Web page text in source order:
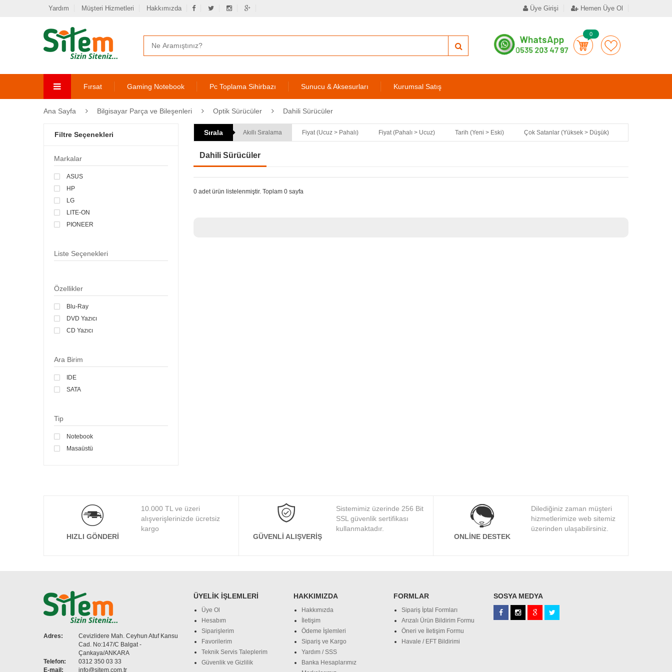
Yardım Müşteri Hizmetleri Hakkımızda Üye Girişi Hemen Üye Ol
0
Fırsat Gaming Notebook Pc Toplama Sihirbazı Sunucu & Aksesurları Kurumsal Satış
Ana Sayfa Bilgisayar Parça ve Bileşenleri Optik Sürücüler Dahili Sürücüler
Filtre Seçenekleri
Markalar
ASUS
HP
LG
LITE-ON
PIONEER
Liste Seçenekleri
Özellikler
Blu-Ray
DVD Yazıcı
CD Yazıcı
Ara Birim
IDE
SATA
Tip
Notebook
Masaüstü
Sırala Akıllı Sıralama Fiyat (Ucuz > Pahalı) Fiyat (Pahalı > Ucuz) Tarih (Yeni > Eski) Çok Satanlar (Yüksek > Düşük)
Dahili Sürücüler
0 adet ürün listelenmiştir. Toplam 0 sayfa
HIZLI GÖNDERI
10.000 TL ve üzeri
alışverişlerinizde ücretsiz
kargo
GÜVENLI ALIŞVERIŞ
Sistemimiz üzerinde 256 Bit
SSL güvenlik sertifikası
kullanmaktadır.
ONLINE DESTEK
Dilediğiniz zaman müşteri
hizmetlerimize web sitemiz
üzerinden ulaşabilirsiniz.
Adres:
Cevizlidere Mah. Ceyhun Atuf Kansu
Cad. No:147/C Balgat -
Çankaya/ANKARA
Telefon:
0312 350 03 33
E-mail:
info@sitem.com.tr
ÜYELIK İŞLEMLERI
Üye Ol
Hesabım
Siparişlerim
Favorilerim
Teknik Servis Taleplerim
Güvenlik ve Gizlilik
HAKKIMIZDA
Hakkımızda
İletişim
Ödeme İşlemleri
Sipariş ve Kargo
Yardım / SSS
Banka Hesaplarımız
FORMLAR
Sipariş İptal Formları
Arızalı Ürün Bildirim Formu
Öneri ve İletişim Formu
Havale / EFT Bildirimi
SOSYA MEDYA